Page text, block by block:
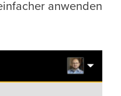
anwenden